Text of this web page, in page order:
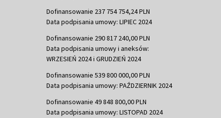
Dofinansowanie 237 754 754,24 PLN
Data podpisania umowy: LIPIEC 2024
Dofinansowanie 290 817 240,00 PLN
Data podpisania umowy i aneksów:
WRZESIEŃ 2024 i GRUDZIEŃ 2024
Dofinansowanie 539 800 000,00 PLN
Data podpisania umowy: PAŹDZIERNIK 2024
Dofinansowanie 49 848 800,00 PLN
Data podpisania umowy: LISTOPAD 2024